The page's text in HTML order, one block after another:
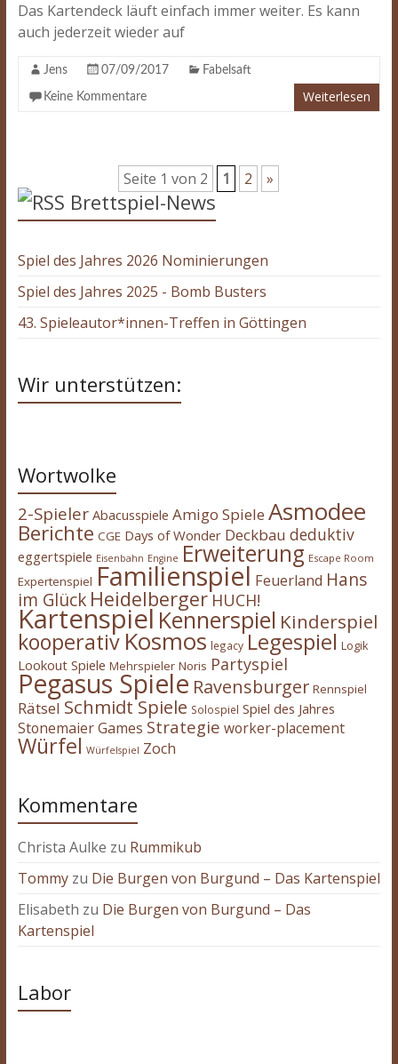
Das Kartendeck läuft einfach immer weiter. Es kann
auch jederzeit wieder auf
Jens 07/09/2017 Fabelsaft
Keine Kommentare Weiterlesen
Seite 1 von 2 1 2 »
Brettspiel-News
Spiel des Jahres 2026 Nominierungen
Spiel des Jahres 2025 - Bomb Busters
43. Spieleautor*innen-Treffen in Göttingen
Wir unterstützen:
Wortwolke
2-Spieler Abacusspiele Amigo Spiele Asmodee
Berichte CGE Days of Wonder Deckbau deduktiv
eggertspiele Eisenbahn Engine Erweiterung Escape Room
Expertenspiel Familienspiel Feuerland Hans
im Glück Heidelberger HUCH!
Kartenspiel Kennerspiel Kinderspiel
kooperativ Kosmos legacy Legespiel Logik
Lookout Spiele Mehrspieler Noris Partyspiel
Pegasus Spiele Ravensburger Rennspiel
Rätsel Schmidt Spiele Solospiel Spiel des Jahres
Stonemaier Games Strategie worker-placement
Würfel Würfelspiel Zoch
Kommentare
Christa Aulke zu Rummikub
Tommyzu Die Burgen von Burgund – Das Kartenspiel
Elisabeth zu Die Burgen von Burgund – Das
Kartenspiel
Labor